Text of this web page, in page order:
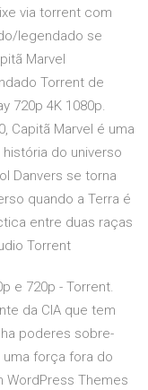
via torrent com
legendado se
Marvel
Torrent de
720p 4K 1080p.
Capitã Marvel é uma
do universo
Danvers se torna
quando a Terra é
entre duas raças
Torrent
e 720p - Torrent.
da CIA que tem
poderes sobre-
força fora do
WordPress Themes